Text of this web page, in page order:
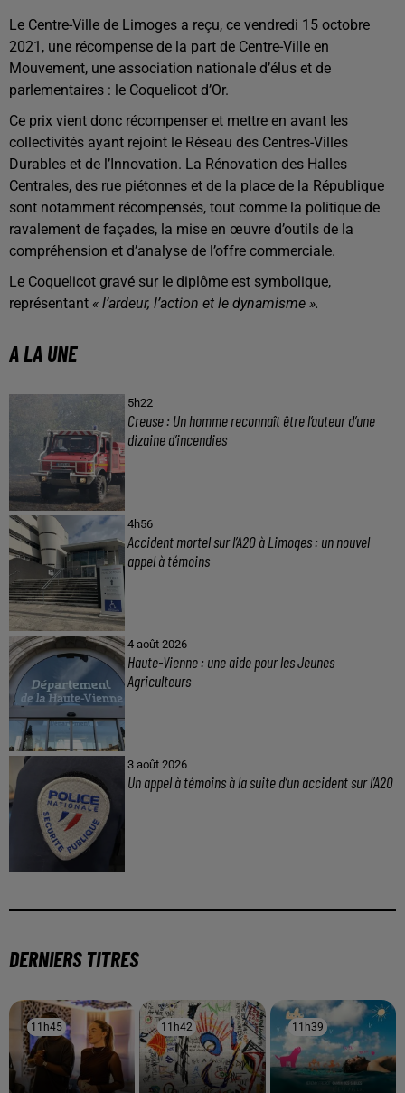
Le Centre-Ville de Limoges a reçu, ce vendredi 15 octobre
2021, une récompense de la part de Centre-Ville en
Mouvement, une association nationale d’élus et de
parlementaires : le Coquelicot d’Or.
Ce prix vient donc récompenser et mettre en avant les
collectivités ayant rejoint le Réseau des Centres-Villes
Durables et de l’Innovation. La Rénovation des Halles
Centrales, des rue piétonnes et de la place de la République
sont notamment récompensés, tout comme la politique de
ravalement de façades, la mise en œuvre d’outils de la
compréhension et d’analyse de l’offre commerciale.
Le Coquelicot gravé sur le diplôme est symbolique,
représentant « l’ardeur, l’action et le dynamisme ».
A LA UNE
5h22
Creuse : Un homme reconnaît être l’auteur d’une
dizaine d’incendies
4h56
Accident mortel sur l’A20 à Limoges : un nouvel
appel à témoins
4 août 2026
Haute-Vienne : une aide pour les Jeunes
Agriculteurs
3 août 2026
Un appel à témoins à la suite d’un accident sur l’A20
DERNIERS TITRES
11h45
11h45 11h42
11h42 11h39
11h39